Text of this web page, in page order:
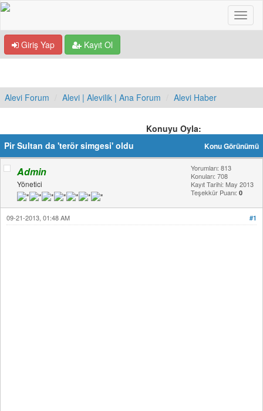
Giriş Yap Kayıt Ol
Alevi Forum Alevi | Alevilik | Ana Forum Alevi Haber
Konuyu Oyla:
Konu Görünümü
Pir Sultan da 'terör simgesi' oldu
Admin
Yönetici
Yorumları: 813
Konuları: 708
Kayıt Tarihi: May 2013
Teşekkür Puanı: 0
#1
09-21-2013, 01:48 AM